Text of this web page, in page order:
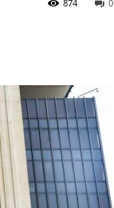
0
874